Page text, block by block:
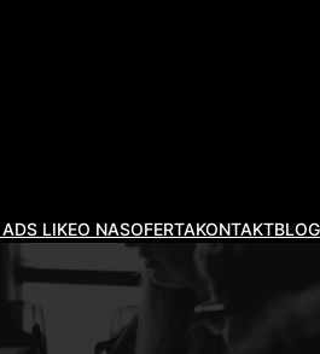
LIKEO NASOFERTAKONTAKTBLOG